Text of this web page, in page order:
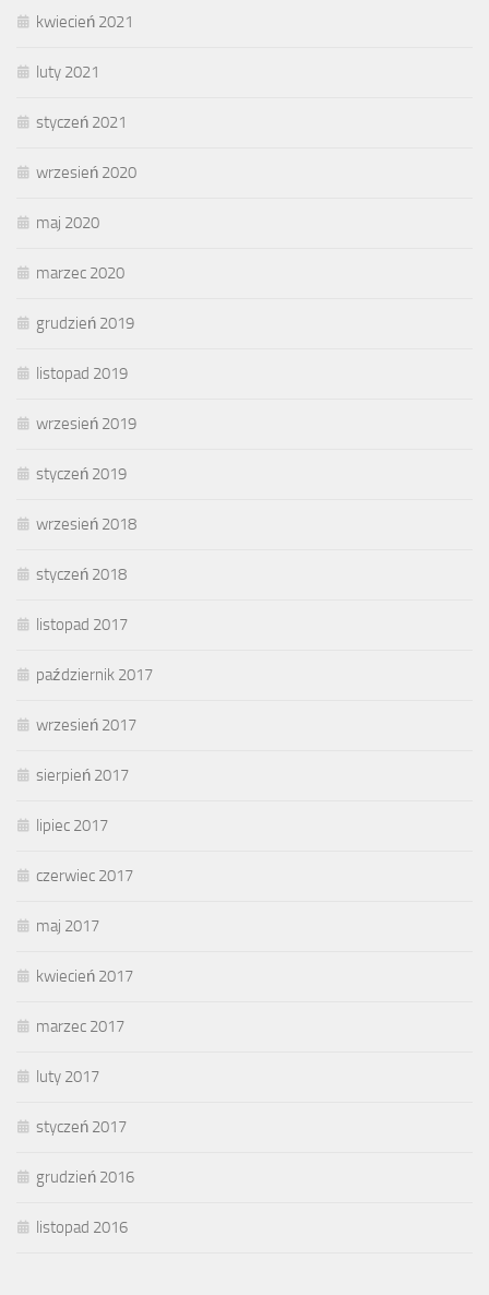
kwiecień 2021
luty 2021
styczeń 2021
wrzesień 2020
maj 2020
marzec 2020
grudzień 2019
listopad 2019
wrzesień 2019
styczeń 2019
wrzesień 2018
styczeń 2018
listopad 2017
październik 2017
wrzesień 2017
sierpień 2017
lipiec 2017
czerwiec 2017
maj 2017
kwiecień 2017
marzec 2017
luty 2017
styczeń 2017
grudzień 2016
listopad 2016